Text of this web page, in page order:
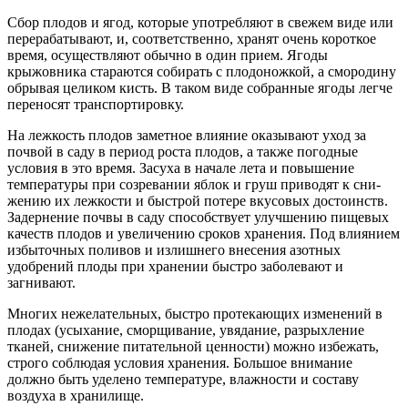
Сбор плодов и ягод, которые употребляют в свежем виде или
перерабатывают, и, соответственно, хранят очень короткое
время, осуществляют обычно в один прием. Ягоды
крыжовника стараются собирать с плодоножкой, а смородину
обрывая целиком кисть. В таком виде собранные ягоды легче
переносят транспортировку.
На лежкость плодов замет­ное влияние оказывают уход за
почвой в саду в период ро­ста плодов, а также погодные
условия в это время. Засуха в начале лета и повышение
температуры при созревании яблок и груш приводят к сни­
жению их лежкости и быстрой потере вкусовых достоинств.
Задернение почвы в саду способствует улучшению пищевых
качеств плодов и увеличению сроков хранения. Под влиянием
избыточных поливов и излишнего внесения азотных
удобрений плоды при хранении быстро заболевают и
загнивают.
Многих нежелательных, быстро протекающих изменений в
плодах (усыхание, сморщивание, увядание, разрыхление
тканей, снижение питательной ценности) можно избежать,
строго соблюдая условия хранения. Большое внимание
должно быть уделено температуре, влажности и составу
воздуха в хранилище.